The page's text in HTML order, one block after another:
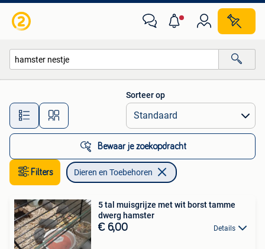
Alle afstanden…
Sorteer op
Bewaar je zoekopdracht
Filters Dieren en Toebehoren
5 tal muisgrijze met wit borst tamme
dwerg hamster
€ 6,00 Details